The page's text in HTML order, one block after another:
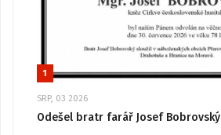
1
SRP, 03 2026
Odešel bratr farář Josef Bobrovský